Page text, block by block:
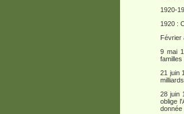
1920-
1920 :
Février
9 mai
familles
21 juin
28 juin
oblige
donnée